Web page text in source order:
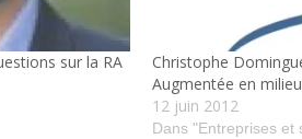
sur la RA
Christophe
Augmentée en
12 juin 2012
Dans "Entreprises et